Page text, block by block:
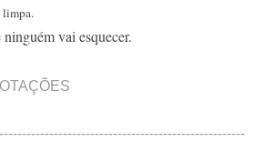
limpa.
vai esquecer.